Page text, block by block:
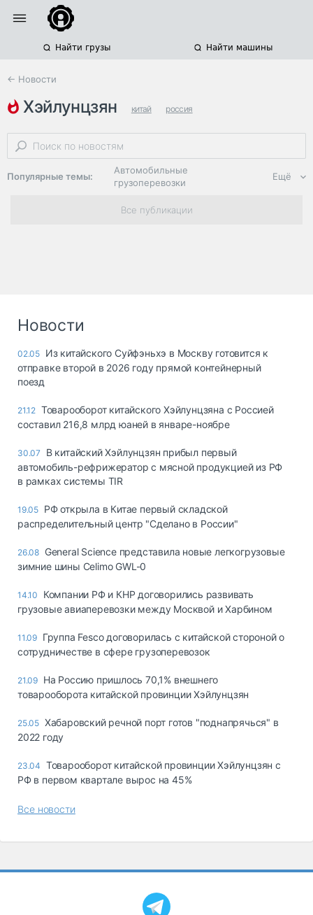
Найти грузы Найти машины
← Новости
хэйлунцзян китай россия
международные грузоперевозки
Популярные темы:
Автомобильные
грузоперевозки
Региональная
логистика
опасные грузы
Таможня и ВЭД
грузовые
терминалы
Коммерческий
Спецтехника
Автосервис,
запчасти, шины
Топливо, масла и
автохимия
Дзен
Ещё
Все публикации
Новости
02.05 Из китайского Суйфэньхэ в Москву готовится к
отправке второй в 2026 году прямой контейнерный
поезд
21.12 Товарооборот китайского Хэйлунцзяна с Россией
составил 216,8 млрд юаней в январе-ноябре
30.07
В китайский Хэйлунцзян прибыл первый
автомобиль-рефрижератор с мясной продукцией из РФ
в рамках системы TIR
19.05 РФ открыла в Китае первый складской
распределительный центр "Сделано в России"
26.08 General Science представила новые легкогрузовые
зимние шины Celimo GWL-0
14.10
Компании РФ и КНР договорились развивать
грузовые авиаперевозки между Москвой и Харбином
11.09 Группа Fesco договорилась с китайской стороной о
сотрудничестве в сфере грузоперевозок
21.09 На Россию пришлось 70,1% внешнего
товарооборота китайской провинции Хэйлунцзян
25.05 Хабаровский речной порт готов "поднапрячься" в
2022 году
23.04 Товарооборот китайской провинции Хэйлунцзян с
РФ в первом квартале вырос на 45%
Все новости